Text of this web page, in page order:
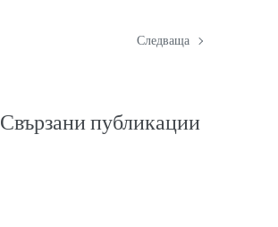
Следваща
Свързани публикации